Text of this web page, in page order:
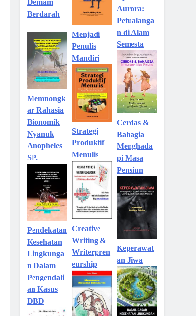
Demam
Berdarah
Memnongk
ar Rahasia
Bionomik
Nyanuk
Anopheles
SP.
Pendekatan
Kesehatan
Lingkunga
n Dalam
Pengendali
an Kasus
DBD
Menjadi
Penulis
Mandiri
Strategi
Produktif
Menulis
Creative
Writing &
Writerpren
eurship
Aurora:
Petualanga
n di Alam
Semesta
Cerdas &
Bahagia
Menghada
pi Masa
Pensiun
Keperawat
an Jiwa